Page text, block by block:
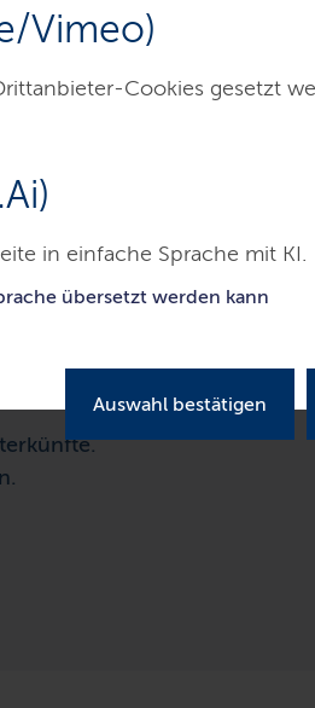
Vimeo)
Cookies gesetzt
in einfache Sprache mit KI.
übersetzt werden kann
Auswahl bestätigen
Über uns Standorte